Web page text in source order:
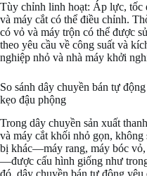
Tùy chỉnh linh hoạt: Áp lực, tốc
và máy cắt có thể điều chỉnh.
có vỏ và máy trộn có thể được
theo yêu cầu về công suất và
nghiệp nhỏ và nhà máy khởi
So sánh dây chuyền bán tự
kẹo đậu phộng
Trong dây chuyền sản xuất
và máy cắt khối nhỏ gọn,
bị khác—máy rang, máy bóc
—được cấu hình giống như
đó, dây chuyền bán tự động